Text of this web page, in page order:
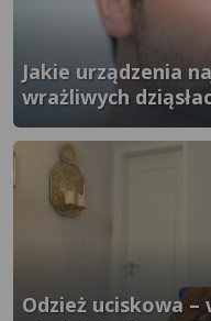
}" />
Jakie urządzenia
wrażliwych
Odzież uciskowa